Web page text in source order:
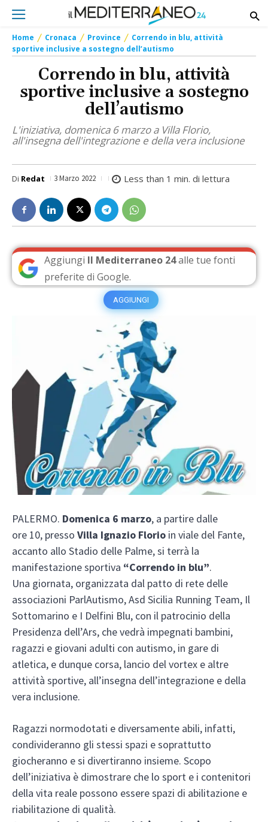
Home Cronaca Province
Correndo in blu, attività
sportive inclusive a sostegno dell’autismo
Correndo in blu, attività
sportive inclusive a sostegno
dell’autismo
L'iniziativa, domenica 6 marzo a Villa Florio,
all'insegna dell'integrazione e della vera inclusione
Di Redat 3 Marzo 2022 Less than 1 min. di lettura
Aggiungi Il Mediterraneo 24alle tue fonti
preferite di Google.
AGGIUNGI
PALERMO. Domenica 6 marzo, a partire dalle
ore 10, presso Villa Ignazio Florio in viale del Fante,
accanto allo Stadio delle Palme, si terrà la
manifestazione sportiva “Correndo in blu”.
Una giornata, organizzata dal patto di rete delle
associazioni ParlAutismo, Asd Sicilia Running Team, Il
Sottomarino e I Delfini Blu, con il patrocinio della
Presidenza dell’Ars, che vedrà impegnati bambini,
ragazzi e giovani adulti con autismo, in gare di
atletica, e dunque corsa, lancio del vortex e altre
attività sportive, all’insegna dell’integrazione e della
vera inclusione.
Ragazzi normodotati e diversamente abili, infatti,
condivideranno gli stessi spazi e soprattutto
giocheranno e si divertiranno insieme. Scopo
dell’iniziativa è dimostrare che lo sport e i contenitori
della vita reale possono essere spazi di abilitazione e
riabilitazione di qualità.